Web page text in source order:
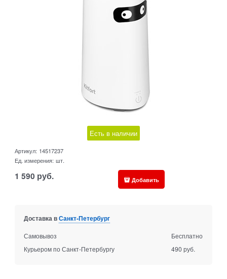
Есть в наличии
Артикул: 14517237
Ед. измерения: шт.
1 590 руб. Добавить
Доставка вСанкт-Петербург
Самовывоз
Бесплатно
Курьером по Санкт-Петербургу
490 руб.